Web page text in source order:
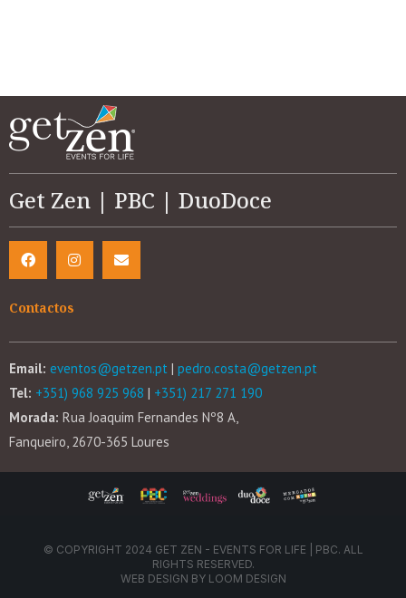
Get Zen | PBC | DuoDoce
Contactos
Email: eventos@getzen.pt | pedro.costa@getzen.pt
Tel: +351) 968 925 968 | +351) 217 271 190
Morada: Rua Joaquim Fernandes Nº8 A,
Fanqueiro, 2670-365 Loures
© COPYRIGHT 2024 GET ZEN - EVENTS FOR LIFE | PBC. ALL
RIGHTS RESERVED.
WEB DESIGN BY LOOM DESIGN